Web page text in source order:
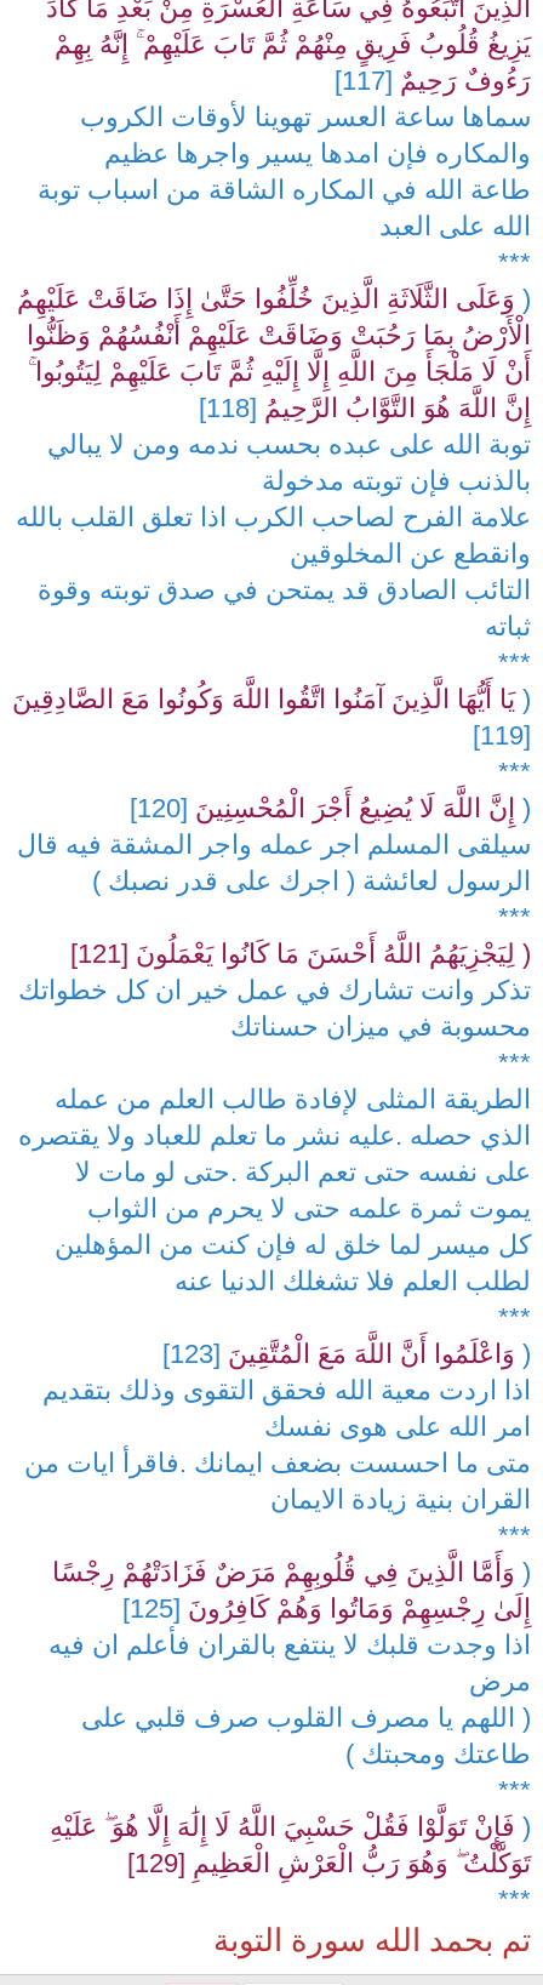
الَّذِينَ اتَّبَعُوهُ فِي سَاعَةِ الْعُسْرَةِ مِنْ بَعْدِ مَا كَادَ
يَزِيغُ قُلُوبُ فَرِيقٍ مِنْهُمْ ثُمَّ تَابَ عَلَيْهِمْ ۚ إِنَّهُ بِهِمْ
رَءُوفٌ رَحِيمٌ [117]
سماها ساعة العسر تهوينا لأوقات الكروب
والمكاره فإن امدها يسير واجرها عظيم
طاعة الله في المكاره الشاقة من اسباب توبة
الله على العبد
***
( وَعَلَى الثَّلَاثَةِ الَّذِينَ خُلِّفُوا حَتَّىٰ إِذَا ضَاقَتْ عَلَيْهِمُ
الْأَرْضُ بِمَا رَحُبَتْ وَضَاقَتْ عَلَيْهِمْ أَنْفُسُهُمْ وَظَنُّوا
أَنْ لَا مَلْجَأَ مِنَ اللَّهِ إِلَّا إِلَيْهِ ثُمَّ تَابَ عَلَيْهِمْ لِيَتُوبُوا ۚ
إِنَّ اللَّهَ هُوَ التَّوَّابُ الرَّحِيمُ [118]
توبة الله على عبده بحسب ندمه ومن لا يبالي
بالذنب فإن توبته مدخولة
علامة الفرح لصاحب الكرب اذا تعلق القلب بالله
وانقطع عن المخلوقين
التائب الصادق قد يمتحن في صدق توبته وقوة
ثباته
***
(يَا أَيُّهَا الَّذِينَ آمَنُوا اتَّقُوا اللَّهَ وَكُونُوا مَعَ الصَّادِقِينَ
[119]
***
( إِنَّ اللَّهَ لَا يُضِيعُ أَجْرَ الْمُحْسِنِينَ [120]
سيلقى المسلم اجر عمله واجر المشقة فيه قال
الرسول لعائشة ( اجرك على قدر نصبك )
***
( لِيَجْزِيَهُمُ اللَّهُ أَحْسَنَ مَا كَانُوا يَعْمَلُونَ [121]
تذكر وانت تشارك في عمل خير ان كل خطواتك
محسوبة في ميزان حسناتك
***
الطريقة المثلى لإفادة طالب العلم من عمله
الذي حصله .عليه نشر ما تعلم للعباد ولا يقتصره
على نفسه حتى تعم البركة .حتى لو مات لا
يموت ثمرة علمه حتى لا يحرم من الثواب
كل ميسر لما خلق له فإن كنت من المؤهلين
لطلب العلم فلا تشغلك الدنيا عنه
***
( وَاعْلَمُوا أَنَّ اللَّهَ مَعَ الْمُتَّقِينَ [123]
اذا اردت معية الله فحقق التقوى وذلك بتقديم
امر الله على هوى نفسك
متى ما احسست بضعف ايمانك .فاقرأ ايات من
القران بنية زيادة الايمان
***
( وَأَمَّا الَّذِينَ فِي قُلُوبِهِمْ مَرَضٌ فَزَادَتْهُمْ رِجْسًا
إِلَىٰ رِجْسِهِمْ وَمَاتُوا وَهُمْ كَافِرُونَ [125]
اذا وجدت قلبك لا ينتفع بالقران فأعلم ان فيه
مرض
( اللهم يا مصرف القلوب صرف قلبي على
طاعتك ومحبتك )
***
( فَإِنْ تَوَلَّوْا فَقُلْ حَسْبِيَ اللَّهُ لَا إِلَٰهَ إِلَّا هُوَ ۖ عَلَيْهِ
تَوَكَّلْتُ ۖ وَهُوَ رَبُّ الْعَرْشِ الْعَظِيمِ [129]
***
تم بحمد الله سورة التوبة